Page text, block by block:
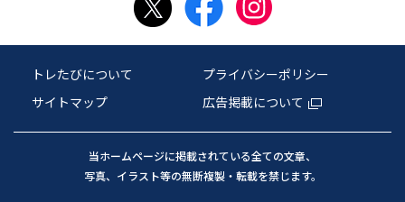
トレたびについて
プライバシーポリシー
サイトマップ
広告掲載について
当ホームページに掲載されている全ての文章、
写真、イラスト等の無断複製・転載を禁じます。